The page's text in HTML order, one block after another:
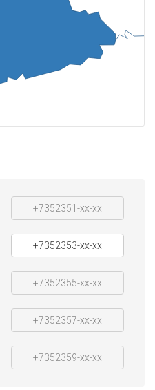
+7352351-xx-xx
+7352353-xx-xx
+7352355-xx-xx
+7352357-xx-xx
+7352359-xx-xx